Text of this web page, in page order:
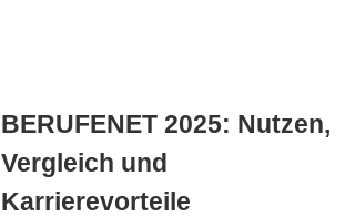
BERUFENET 2025: Nutzen,
Vergleich und
Karrierevorteile